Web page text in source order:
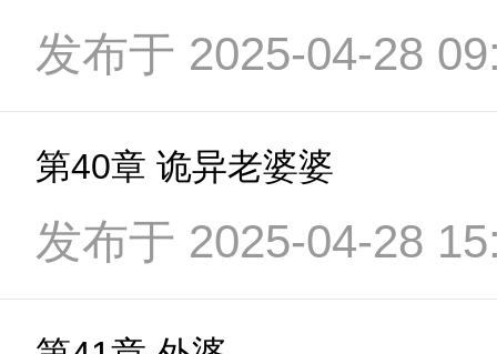
发布于 2025-04-28
第40章 诡异老婆婆
发布于 2025-04-28